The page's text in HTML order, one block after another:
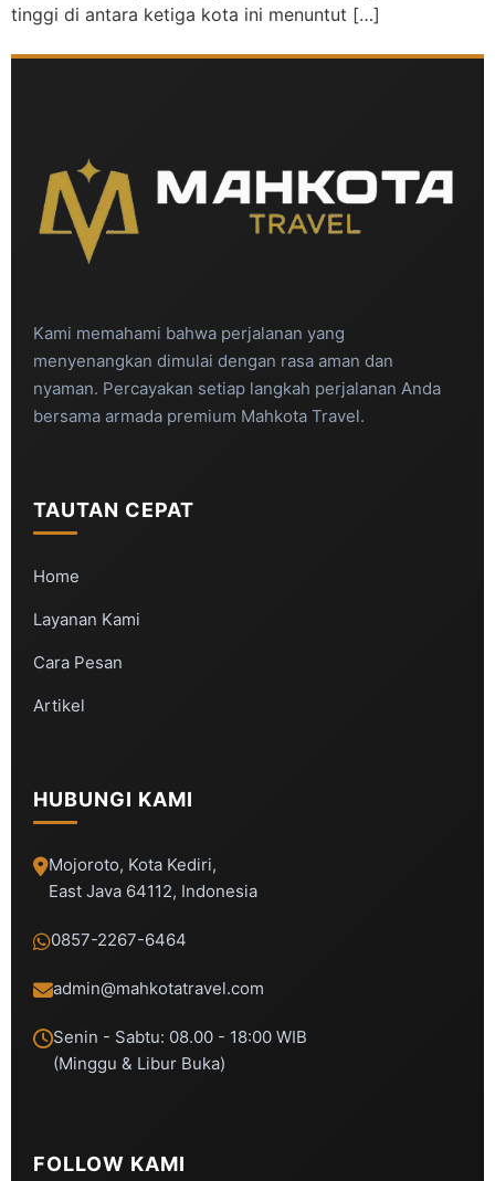
tinggi di antara ketiga kota ini menuntut […]
Kami memahami bahwa perjalanan yang
menyenangkan dimulai dengan rasa aman dan
nyaman. Percayakan setiap langkah perjalanan Anda
bersama armada premium Mahkota Travel.
TAUTAN CEPAT
Home
Layanan Kami
Cara Pesan
Artikel
HUBUNGI KAMI
Mojoroto, Kota Kediri,
East Java 64112, Indonesia
0857-2267-6464
admin@mahkotatravel.com
Senin - Sabtu: 08.00 - 18:00 WIB
(Minggu & Libur Buka)
FOLLOW KAMI